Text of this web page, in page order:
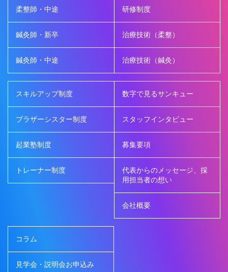
柔整師・中途
鍼灸師・新卒
鍼灸師・中途
研修制度
治療技術（柔整）
治療技術（鍼灸）
スキルアップ制度
ブラザーシスター制度
起業塾制度
トレーナー制度
数字で見るサンキュー
スタッフインタビュー
募集要項
代表からのメッセージ、採
用担当者の想い
会社概要
コラム
見学会・説明会お申込み